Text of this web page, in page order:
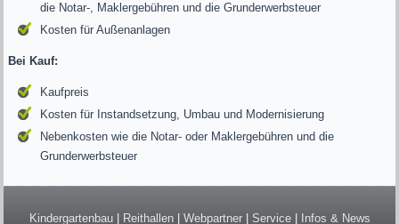
die Notar-, Maklergebühren und die Grunderwerbsteuer
Kosten für Außenanlagen
Bei Kauf:
Kaufpreis
Kosten für Instandsetzung, Umbau und Modernisierung
Nebenkosten wie die Notar- oder Maklergebühren und die
Grunderwerbsteuer
Kindergartenbau| Reithallen| Webpartner| Service| Infos & News